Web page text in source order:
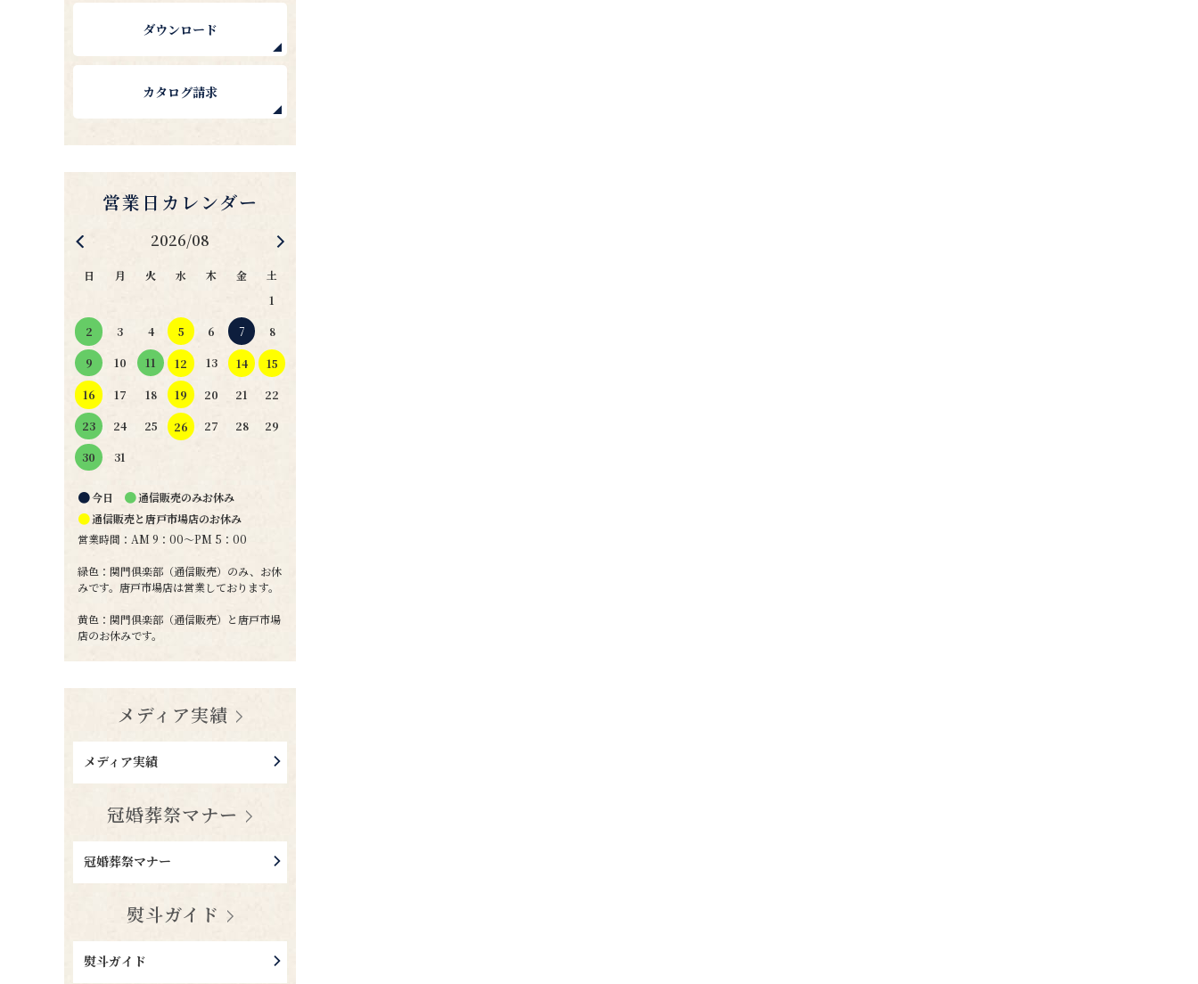
ダウンロード
カタログ請求
2026/08
日 月 火 水 木 金
土
1
2 3 4 5 6 7 8
9 10 11 12 13 14 15
16 17 18 19 20 21 22
23 24 25 26 27 28 29
30 31
●今日 ●通信販売のみお休み
●通信販売と唐戸市場店のお休み
営業時間：AM 9：00～PM 5：00
緑色：関門倶楽部（通信販売）のみ、お休
みです。唐戸市場店は営業しております。
黄色：関門倶楽部（通信販売）と唐戸市場
店のお休みです。
メディア実績
メディア実績
冠婚葬祭マナー
冠婚葬祭マナー
熨斗ガイド
熨斗ガイド